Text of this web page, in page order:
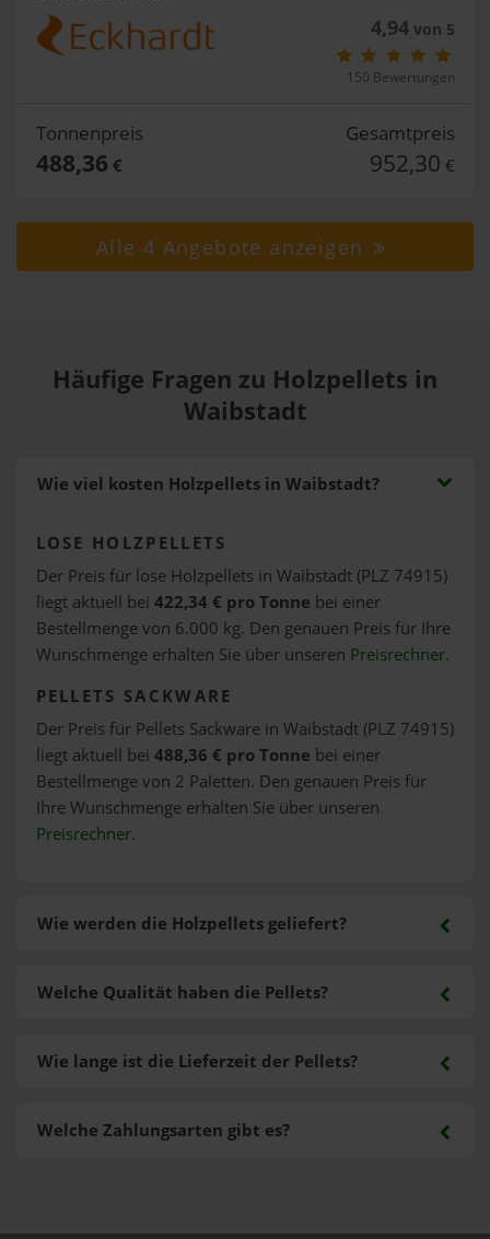
4,94von 5
150 Bewertungen
Tonnenpreis
488,36 €
Gesamtpreis
952,30 €
Alle 4 Angebote anzeigen
Häufige Fragen zu Holzpellets in
Waibstadt
Wie viel kosten Holzpellets in Waibstadt?
LOSE HOLZPELLETS
Der Preis für lose Holzpellets in Waibstadt (PLZ 74915)
liegt aktuell bei 422,34 € pro Tonne bei einer
Bestellmenge von 6.000 kg. Den genauen Preis für Ihre
Wunschmenge erhalten Sie über unseren Preisrechner.
PELLETS SACKWARE
Der Preis für Pellets Sackware in Waibstadt (PLZ 74915)
liegt aktuell bei 488,36 € pro Tonne bei einer
Bestellmenge von 2 Paletten. Den genauen Preis für
Ihre Wunschmenge erhalten Sie über unseren
Preisrechner.
Wie werden die Holzpellets geliefert?
Welche Zahlungsarten gibt es?
Welche Qualität haben die Pellets?
Wie lange ist die Lieferzeit der Pellets?